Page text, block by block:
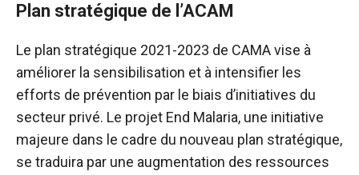
Plan stratégique de l’ACAM
Le plan stratégique 2021-2023 de CAMA vise à
améliorer la sensibilisation et à intensifier les
efforts de prévention par le biais d’initiatives du
secteur privé. Le projet End Malaria, une initiative
majeure dans le cadre du nouveau plan stratégique,
se traduira par une augmentation des ressources